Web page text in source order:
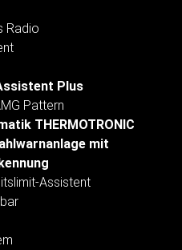
Radio
Plus
Pattern
THERMOTRONIC
mit
Assistent